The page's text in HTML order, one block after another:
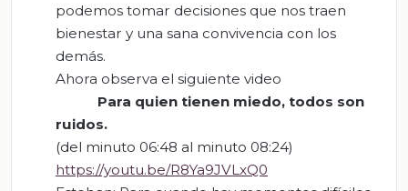
podemos tomar decisiones que nos traen
bienestar y una sana convivencia con los
demás.
Ahora observa el siguiente video
Para quien tienen miedo, todos son
ruidos.
(del minuto 06:48 al minuto 08:24)
https://youtu.be/R8Ya9JVLxQ0